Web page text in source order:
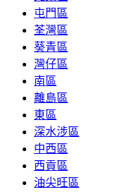
屯門區
荃灣區
葵青區
灣仔區
南區
離島區
東區
深水涉區
中西區
西貢區
油尖旺區